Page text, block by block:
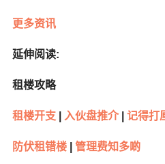
更多资讯
延伸阅读:
租楼攻略
租楼开支 入伙盘推介 记得打
防伏租错楼 管理费知多啲